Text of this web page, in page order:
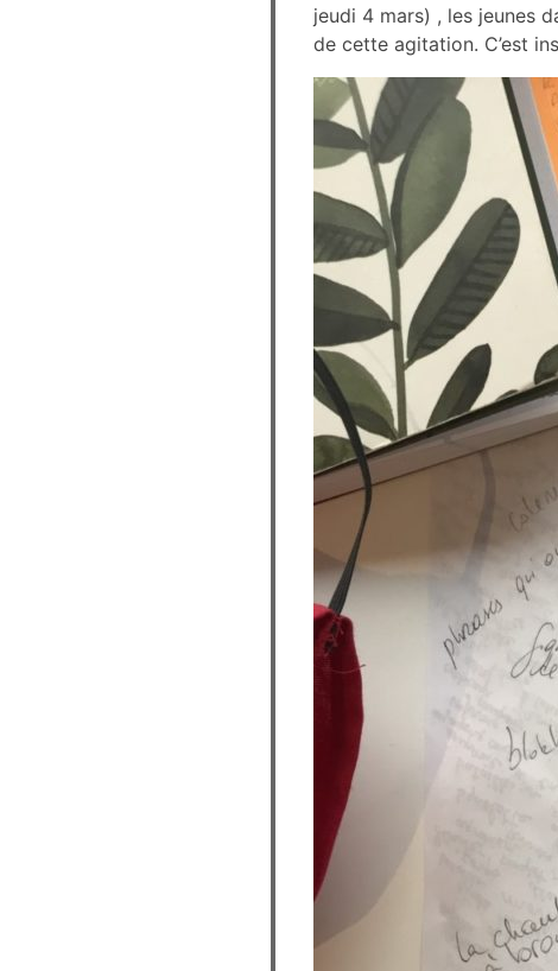
jeudi 4 mars) , les jeunes
de cette agitation. C’est